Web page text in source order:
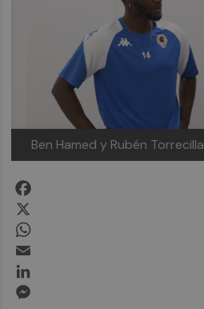
Ben Hamed y Rubén Torrecilla